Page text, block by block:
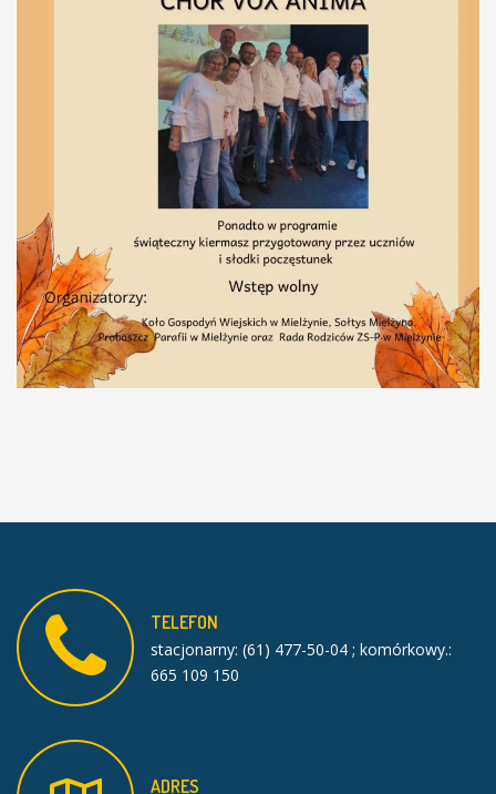
TELEFON
stacjonarny: (61) 477-50-04 ; komórkowy.:
665 109 150
ADRES